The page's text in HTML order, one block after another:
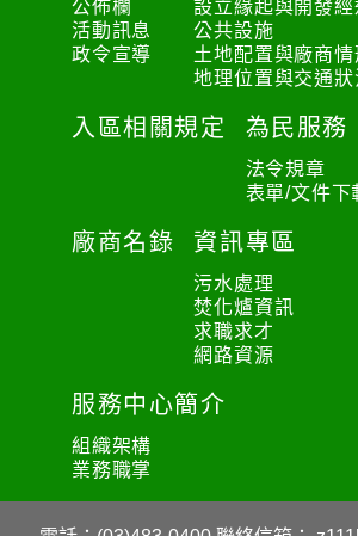
公佈欄
活動訊息
政令宣導
設立緣起與開發經
公共設施
土地配置與廠商情
地理位置與交通狀
入區相關規定 為民服務
法令規章
表單/文件下
廠商名錄 資訊專區
污水處理
焚化爐資訊
求職求才
網路資源
服務中心簡介
組織架構
業務職掌